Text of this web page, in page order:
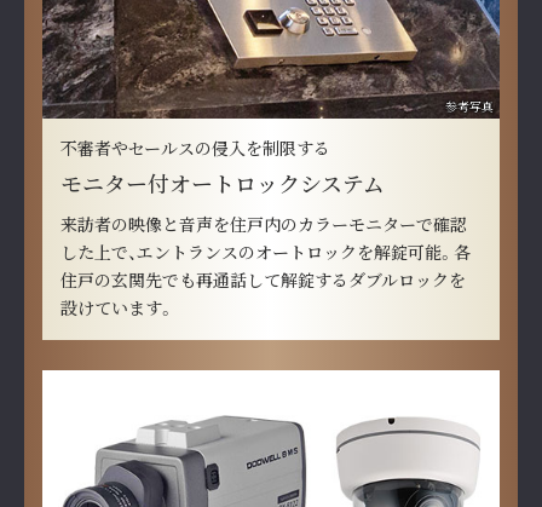
参考写真
不審者やセールスの侵入を制限する
モニター付オートロックシステム
来訪者の映像と音声を住戸内のカラーモニターで確認
した上で、エントランスのオートロックを解錠可能。各
住戸の玄関先でも再通話して解錠するダブルロックを
設けています。